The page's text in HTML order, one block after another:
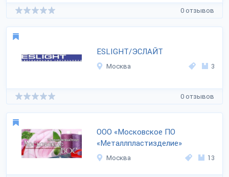
0 отзывов
ESLIGHT/ЭСЛАЙТ
Москва 3
0 отзывов
ООО «Московское ПО
«Металлпластизделие»
Москва 13